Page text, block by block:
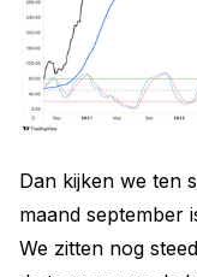
Dan kijken we ten
maand september
We zitten nog